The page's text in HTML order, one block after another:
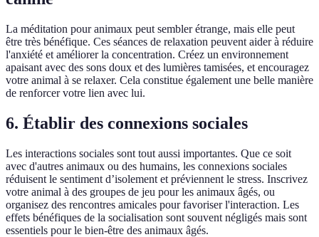
La méditation pour animaux peut sembler étrange, mais elle peut
être très bénéfique. Ces séances de relaxation peuvent aider à réduire
l'anxiété et améliorer la concentration. Créez un environnement
apaisant avec des sons doux et des lumières tamisées, et encouragez
votre animal à se relaxer. Cela constitue également une belle manière
de renforcer votre lien avec lui.
6. Établir des connexions sociales
Les interactions sociales sont tout aussi importantes. Que ce soit
avec d'autres animaux ou des humains, les connexions sociales
réduisent le sentiment d’isolement et préviennent le stress. Inscrivez
votre animal à des groupes de jeu pour les animaux âgés, ou
organisez des rencontres amicales pour favoriser l'interaction. Les
effets bénéfiques de la socialisation sont souvent négligés mais sont
essentiels pour le bien-être des animaux âgés.